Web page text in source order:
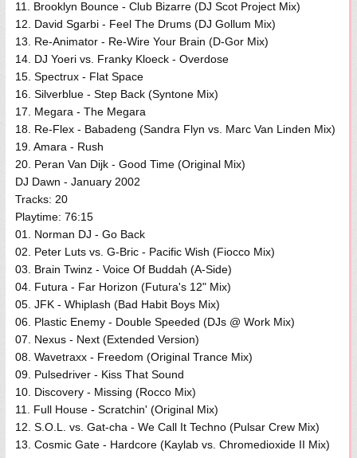
11. Brooklyn Bounce - Club Bizarre (DJ Scot Project Mix)
12. David Sgarbi - Feel The Drums (DJ Gollum Mix)
13. Re-Animator - Re-Wire Your Brain (D-Gor Mix)
14. DJ Yoeri vs. Franky Kloeck - Overdose
15. Spectrux - Flat Space
16. Silverblue - Step Back (Syntone Mix)
17. Megara - The Megara
18. Re-Flex - Babadeng (Sandra Flyn vs. Marc Van Linden Mix)
19. Amara - Rush
20. Peran Van Dijk - Good Time (Original Mix)
DJ Dawn - January 2002
Tracks: 20
Playtime: 76:15
01. Norman DJ - Go Back
02. Peter Luts vs. G-Bric - Pacific Wish (Fiocco Mix)
03. Brain Twinz - Voice Of Buddah (A-Side)
04. Futura - Far Horizon (Futura's 12" Mix)
05. JFK - Whiplash (Bad Habit Boys Mix)
06. Plastic Enemy - Double Speeded (DJs @ Work Mix)
07. Nexus - Next (Extended Version)
08. Wavetraxx - Freedom (Original Trance Mix)
09. Pulsedriver - Kiss That Sound
10. Discovery - Missing (Rocco Mix)
11. Full House - Scratchin' (Original Mix)
12. S.O.L. vs. Gat-cha - We Call It Techno (Pulsar Crew Mix)
13. Cosmic Gate - Hardcore (Kaylab vs. Chromedioxide II Mix)